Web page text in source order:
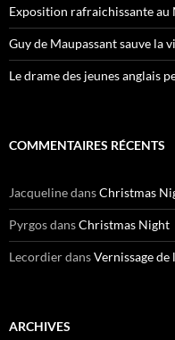
Exposition rafraichissante au
Guy de Maupassant sauve la
Le drame des jeunes anglais
COMMENTAIRES RÉCENTS
JacquelinedansChristmas
PyrgosdansChristmas Night
LecordierdansVernissage de
ARCHIVES